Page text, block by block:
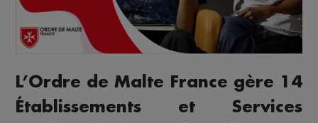
L’Ordre de Malte France gère 14
Établissements et Services